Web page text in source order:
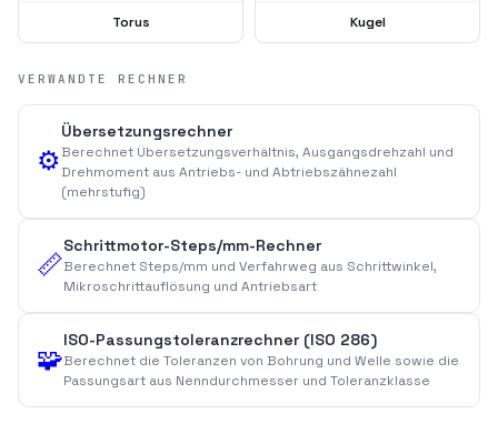
Torus Kugel
VERWANDTE RECHNER
⚙️
Übersetzungsrechner
Berechnet Übersetzungsverhältnis, Ausgangsdrehzahl und
Drehmoment aus Antriebs- und Abtriebszähnezahl
(mehrstufig)
📏
Schrittmotor-Steps/mm-Rechner
Berechnet Steps/mm und Verfahrweg aus Schrittwinkel,
Mikroschrittauflösung und Antriebsart
🧩
ISO-Passungstoleranzrechner (ISO 286)
Berechnet die Toleranzen von Bohrung und Welle sowie die
Passungsart aus Nenndurchmesser und Toleranzklasse